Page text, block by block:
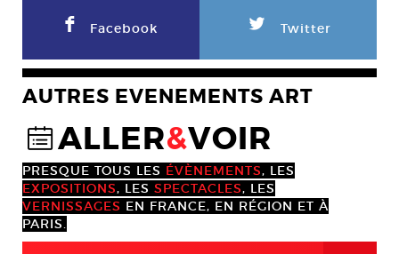
F Facebook L Twitter
AUTRES EVENEMENTS ART
@ALLER&VOIR
PRESQUE TOUS LES ÉVÈNEMENTS, LES
EXPOSITIONS, LES SPECTACLES, LES
VERNISSAGES EN FRANCE, EN RÉGION ET À
PARIS.